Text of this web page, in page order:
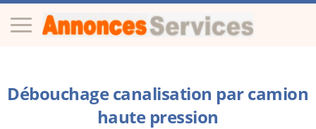
Débouchage canalisation par camion
haute pression